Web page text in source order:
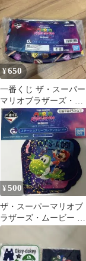
¥650
一番くじ ザ・スーパー
マリオブラザーズ・ム
ービー D賞 ポーチ
¥500
ザ・スーパーマリオブ
ラザーズ・ムービー 一
番くじ G賞 ステッカー